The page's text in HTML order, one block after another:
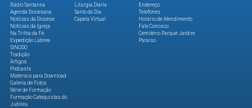
Rádio Santanna
Agenda Diocesana
Notícias da Diocese
Notícias da Igreja
Na Trilha da Fé
Expedição Lábrea
SINODO
Tradição
Artigos
Podcasts
Materiais para Download
Galeria de Fotos
Série de Formação
Formação Catequistas do
Jubileu
Liturgia Diária
Santo do Dia
Capela Virtual
Endereço
Telefones
Horário de Atendimento
Fale Conosco
Cemitério Parque Jardim
Paraíso